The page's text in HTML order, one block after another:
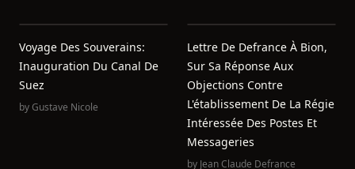
Voyage Des Souverains:
Inauguration Du Canal De
Suez
byGustave Nicole
Lettre De Defrance À Bion,
Sur Sa Réponse Aux
Objections Contre
L'établissement De La Régie
Intéressée Des Postes Et
Messageries
by Jean Claude Defrance